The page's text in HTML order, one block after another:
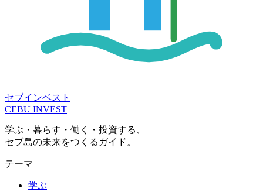
セブインベスト
CEBU INVEST
学ぶ・暮らす・働く・投資する、
セブ島の未来をつくるガイド。
テーマ
学ぶ